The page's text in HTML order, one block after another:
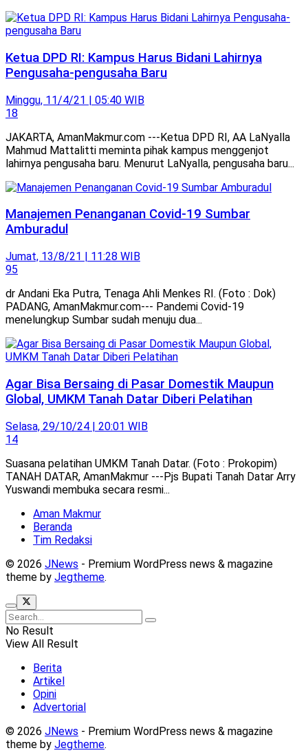
Ketua DPD RI: Kampus Harus Bidani Lahirnya
Pengusaha-pengusaha Baru
Minggu, 11/4/21 | 05:40 WIB
18
JAKARTA, AmanMakmur.com ---Ketua DPD RI, AA LaNyalla
Mahmud Mattalitti meminta pihak kampus menggenjot
lahirnya pengusaha baru. Menurut LaNyalla, pengusaha baru...
Manajemen Penanganan Covid-19 Sumbar
Amburadul
Jumat, 13/8/21 | 11:28 WIB
95
dr Andani Eka Putra, Tenaga Ahli Menkes RI. (Foto : Dok)
PADANG, AmanMakmur.com--- Pandemi Covid-19
menelungkup Sumbar sudah menuju dua...
Agar Bisa Bersaing di Pasar Domestik Maupun
Global, UMKM Tanah Datar Diberi Pelatihan
Selasa, 29/10/24 | 20:01 WIB
14
Suasana pelatihan UMKM Tanah Datar. (Foto : Prokopim)
TANAH DATAR, AmanMakmur ---Pjs Bupati Tanah Datar Arry
Yuswandi membuka secara resmi...
Aman Makmur
Beranda
Tim Redaksi
© 2026 JNews - Premium WordPress news & magazine
theme by Jegtheme.
No Result
View All Result
Berita
Artikel
Opini
Advertorial
© 2026 JNews - Premium WordPress news & magazine
theme by Jegtheme.